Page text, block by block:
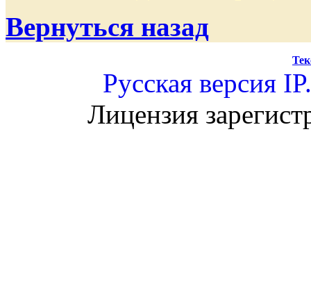
Вернуться назад
Русская версия
Лицензия